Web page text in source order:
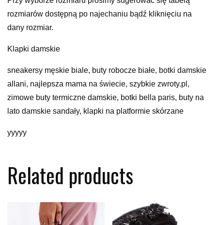
rozmiarów dostępną po najechaniu bądź kliknięciu na
dany rozmiar.
Klapki damskie
sneakersy męskie biale, buty robocze białe, botki damskie
allani, najlepsza mama na świecie, szybkie zwroty.pl,
zimowe buty termiczne damskie, botki bella paris, buty na
lato damskie sandały, klapki na platformie skórzane
yyyyy
Related products